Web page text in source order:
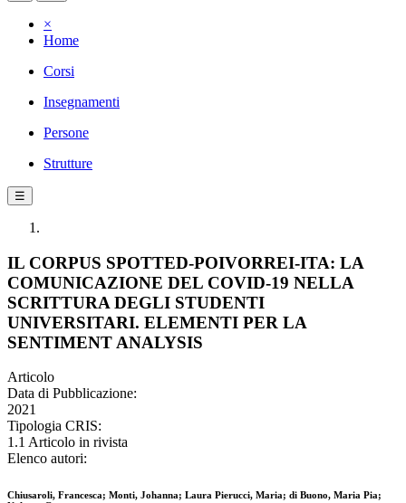
×
Home
Corsi
Insegnamenti
Persone
Strutture
☰
IL CORPUS SPOTTED-POIVORREI-ITA: LA
COMUNICAZIONE DEL COVID-19 NELLA
SCRITTURA DEGLI STUDENTI
UNIVERSITARI. ELEMENTI PER LA
SENTIMENT ANALYSIS
Articolo
Data di Pubblicazione:
2021
Tipologia CRIS:
1.1 Articolo in rivista
Elenco autori:
Chiusaroli, Francesca; Monti, Johanna; Laura Pierucci, Maria; di Buono, Maria Pia;